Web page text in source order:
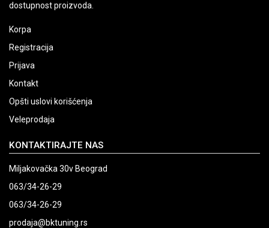
dostupnost proizvoda.
Korpa
Registracija
Prijava
Kontakt
Opšti uslovi korišćenja
Veleprodaja
KONTAKTIRAJTE NAS
Miljakovačka 30v Beograd
063/34-26-29
063/34-26-29
prodaja@bktuning.rs